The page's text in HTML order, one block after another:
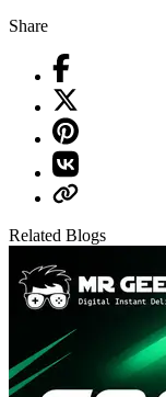
Share
Related Blogs